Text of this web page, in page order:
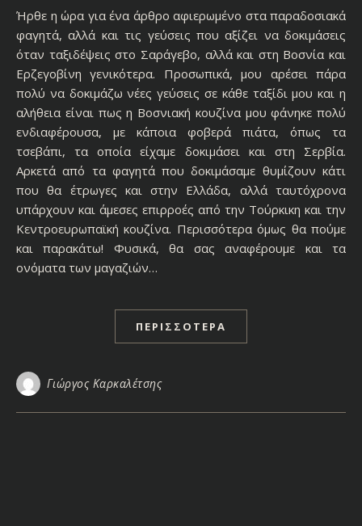
Ήρθε η ώρα για ένα άρθρο αφιερωμένο στα παραδοσιακά
φαγητά, αλλά και τις γεύσεις που αξίζει να δοκιμάσεις
όταν ταξιδέψεις στο Σαράγεβο, αλλά και στη Βοσνία και
Ερζεγοβίνη γενικότερα. Προσωπικά, μου αρέσει πάρα
πολύ να δοκιμάζω νέες γεύσεις σε κάθε ταξίδι μου και η
αλήθεια είναι πως η Βοσνιακή κουζίνα μου φάνηκε πολύ
ενδιαφέρουσα, με κάποια φοβερά πιάτα, όπως τα
τσεβάπι, τα οποία είχαμε δοκιμάσει και στη Σερβία.
Aρκετά από τα φαγητά που δοκιμάσαμε θυμίζουν κάτι
που θα έτρωγες και στην Ελλάδα, αλλά ταυτόχρονα
υπάρχουν και άμεσες επιρροές από την Τούρκικη και την
Κεντροευρωπαϊκή κουζίνα. Περισσότερα όμως θα πούμε
και παρακάτω! Φυσικά, θα σας αναφέρουμε και τα
ονόματα των μαγαζιών…
ΠΕΡΙΣΣΌΤΕΡΑ
Γιώργος Καρκαλέτσης